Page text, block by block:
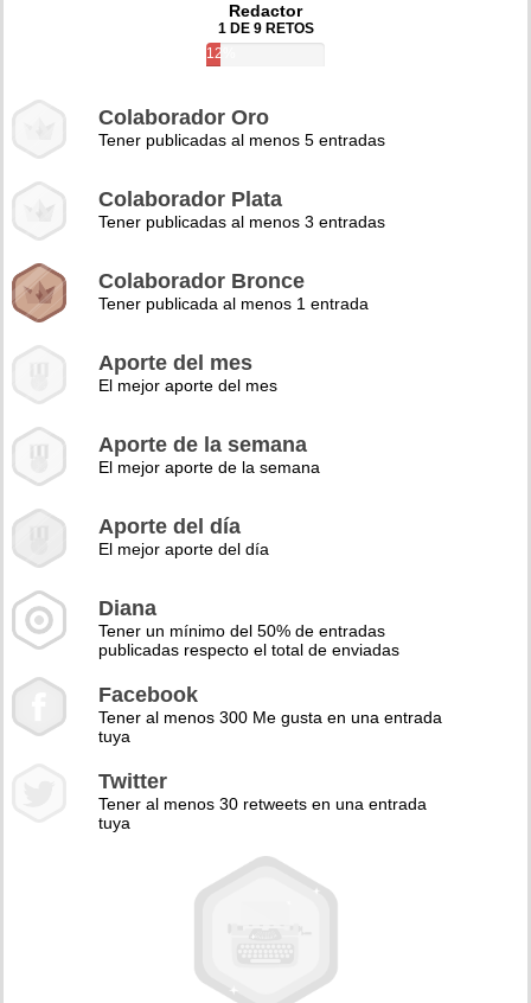
Redactor
1 DE 9 RETOS
12%
Colaborador Oro
Tener publicadas al menos 5 entradas
Colaborador Plata
Tener publicadas al menos 3 entradas
Colaborador Bronce
Tener publicada al menos 1 entrada
Aporte del mes
El mejor aporte del mes
Aporte de la semana
El mejor aporte de la semana
Aporte del día
El mejor aporte del día
Diana
Tener un mínimo del 50% de entradas
publicadas respecto el total de enviadas
Facebook
Tener al menos 300 Me gusta en una entrada
tuya
Twitter
Tener al menos 30 retweets en una entrada
tuya